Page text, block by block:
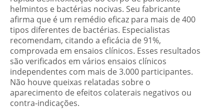
helmintos e bactérias nocivas. Seu fabricante
afirma que é um remédio eficaz para mais de 400
tipos diferentes de bactérias. Especialistas
recomendam, citando a eficácia de 91%,
comprovada em ensaios clínicos. Esses resultados
são verificados em vários ensaios clínicos
independentes com mais de 3.000 participantes.
Não houve queixas relatadas sobre o
aparecimento de efeitos colaterais negativos ou
contra-indicações.